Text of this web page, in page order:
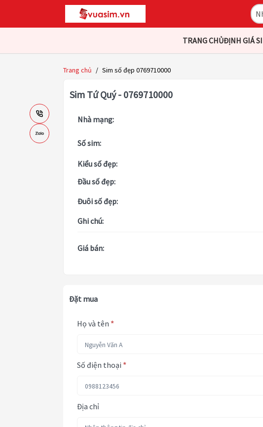
TRANG CHỦĐỊNH GIÁ
Trang chủ / Sim số đẹp 0769710000
Sim Tứ Quý - 0769710000
Nhà mạng:
Số sim:
Kiểu số đẹp:
Đầu số đẹp:
Đuôi số đẹp:
Ghi chú:
Giá bán:
Đặt mua
Họ và tên *
Số điện thoại *
Địa chỉ